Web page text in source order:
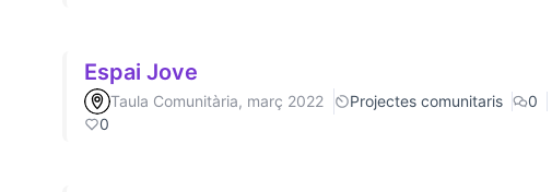
Espai Jove
Taula Comunitària, març 2022 Projectes comunitaris
0
0